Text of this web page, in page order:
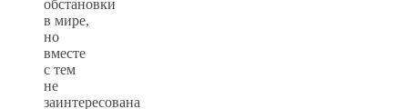
обстановки
в мире,
но
вместе
с тем
не
заинтересована